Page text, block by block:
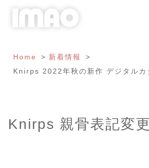
Home
新着情報
Knirps 2022年秋の新作 デジタルカ
Knirps 親骨表記変